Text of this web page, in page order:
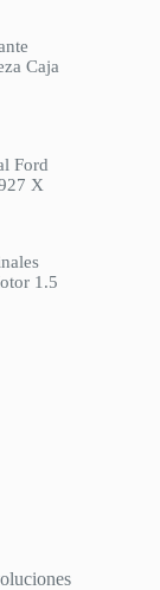
Caja
Ford
X
1.5